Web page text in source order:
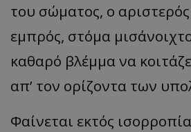
του σώματος, ο
εμπρός, στόμα
καθαρό βλέμμα να
απ’ τον ορίζοντα των
Φαίνεται εκτός